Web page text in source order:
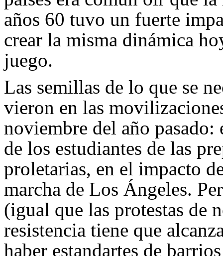
años 60 tuvo un fuerte
crear la misma dinámica
juego.
Las semillas de lo que se
vieron en las
noviembre del año pasado:
de los estudiantes de las
proletarias, en el impacto
marcha de Los Ángeles.
(igual que las protestas de
resistencia tiene que
haber estandartes de